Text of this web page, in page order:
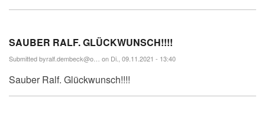
SAUBER RALF. GLÜCKWUNSCH!!!!
Submitted byralf.dembeck@o… on Di., 09.11.2021 - 13:40
Sauber Ralf. Glückwunsch!!!!